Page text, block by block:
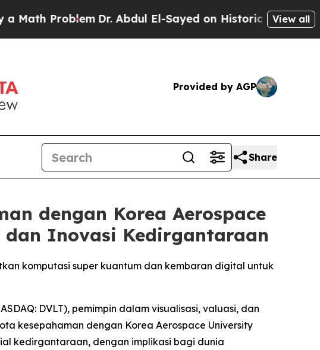
Dr. Abdul El-Sayed on Historic Michigan Win:View all
Provided by AGP
Share
dengan Korea Aerospace
Inovasi Kedirgantaraan
komputasi super kuantum dan kembaran digital untuk
DVLT), pemimpin dalam visualisasi, valuasi, dan
kesepahaman dengan Korea Aerospace University
kedirgantaraan, dengan implikasi bagi dunia